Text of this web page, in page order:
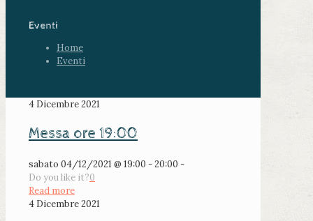
Eventi
Home
Eventi
4 Dicembre 2021
Messa ore 19:00
sabato 04/12/2021 @ 19:00 - 20:00 -
Do you like it?0
Read more
4 Dicembre 2021